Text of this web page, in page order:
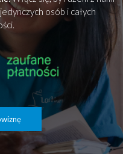
osób i całych